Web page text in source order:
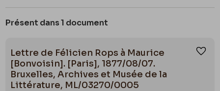
Présent dans 1 document
Lettre de Félicien Rops à Maurice
[Bonvoisin]. [Paris], 1877/08/07.
Bruxelles, Archives et Musée de la
Littérature, ML/03270/0005